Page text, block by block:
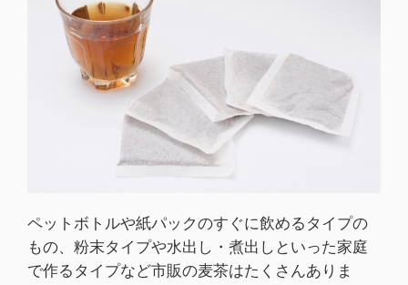
ペットボトルや紙パックのすぐに飲めるタイプの
もの、粉末タイプや水出し・煮出しといった家庭
で作るタイプなど市販の麦茶はたくさんありま